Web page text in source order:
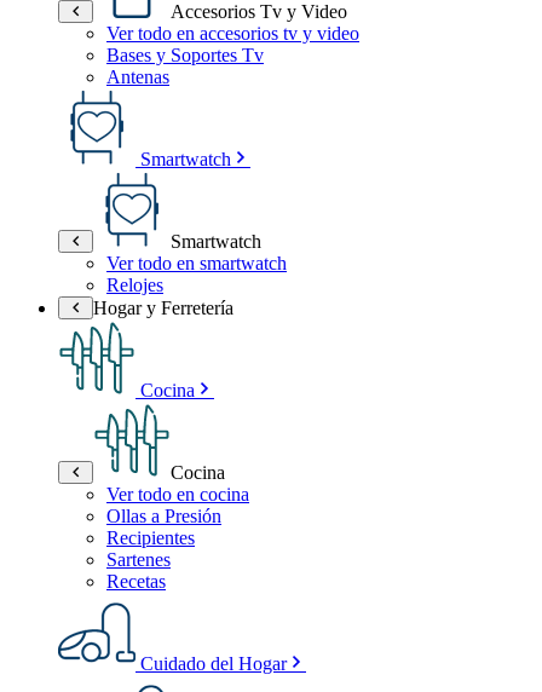
Accesorios Tv y Video
Ver todo en accesorios tv y video
Bases y Soportes Tv
Antenas
Smartwatch
Smartwatch
Ver todo en smartwatch
Relojes
Hogar y Ferretería
Cocina
Cocina
Ver todo en cocina
Ollas a Presión
Recipientes
Sartenes
Recetas
Cuidado del Hogar